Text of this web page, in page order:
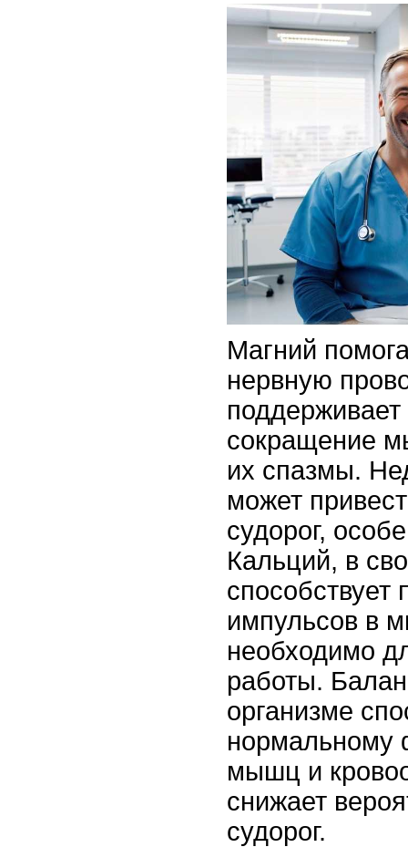
Магний
нервную
сокращение
их спазмы.
может
судорог,
Кальций, в
способствует
импульсов в
необходимо
работы.
организме
нормальному
мышц и
снижает
судорог.